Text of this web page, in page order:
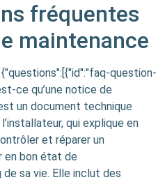
fréquentes
maintenance
question-
ce qu’une notice de
un document technique
qui explique en
et réparer un
en bon état de
sa vie. Elle inclut des